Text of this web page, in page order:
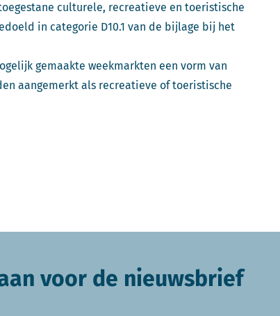
culturele, recreatieve en toeristische
in categorie D10.1 van de bijlage bij het
gemaakte weekmarkten een vorm van
aangemerkt als recreatieve of toeristische
voor de nieuwsbrief